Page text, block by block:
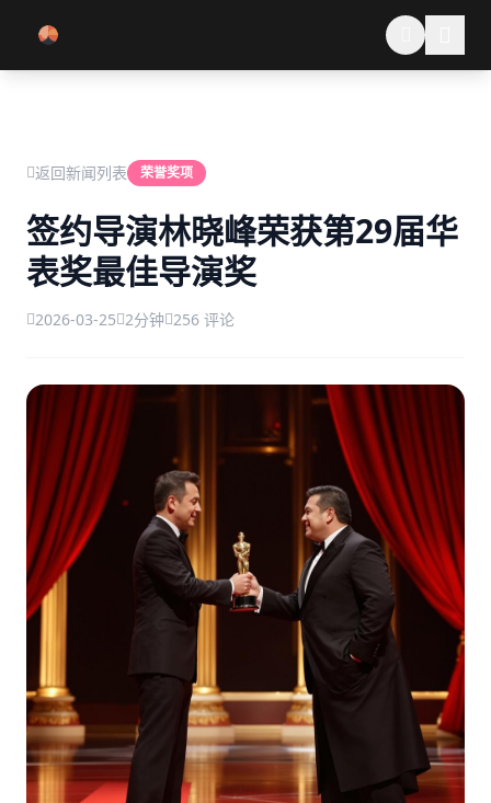
返回新闻列表 荣誉奖项
签约导演林晓峰荣获第29届华
表奖最佳导演奖
2026-03-25 2分钟 256 评论